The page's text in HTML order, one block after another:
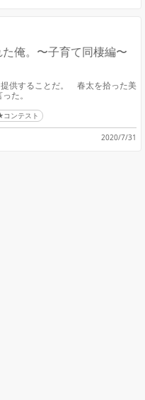
俺。〜子育て同棲編〜
供することだ。 春太を拾った美
た。
ンテスト
2020/7/31